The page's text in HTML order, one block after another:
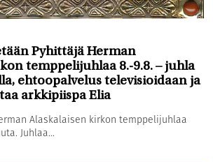
Pyhittäjä Herman
temppelijuhlaa 8.-9.8. – juhla
ehtoopalvelus televisioidaan ja
arkkipiispa Elia
Alaskalaisen kirkon temppelijuhlaa
Juhlaa...